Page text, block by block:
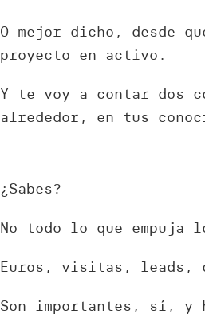
O mejor dicho, desde
proyecto en activo.
Y te voy a contar dos
alrededor, en tus
¿Sabes?
No todo lo que empuja
Euros, visitas, leads,
Son importantes, sí, y